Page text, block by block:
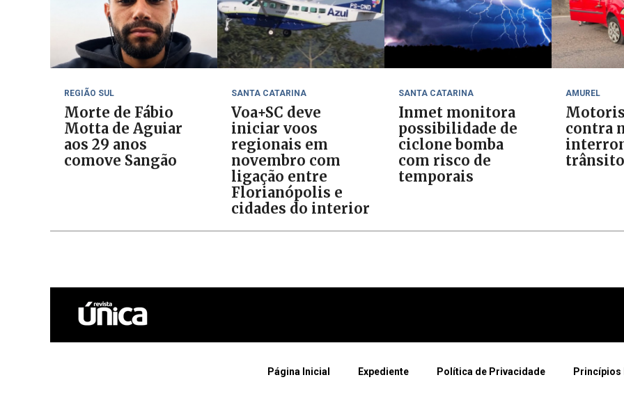
REGIÃO SUL
Morte de Fábio
Motta de Aguiar
aos 29 anos
comove Sangão
SANTA CATARINA
Voa+SC deve
iniciar voos
regionais em
novembro com
ligação entre
Florianópolis e
cidades do interior
SANTA CATARINA
Inmet monitora
possibilidade de
ciclone bomba
com risco de
temporais
AMUREL
contra
trânsito
Página Inicial Expediente Política de Privacidade Princípios